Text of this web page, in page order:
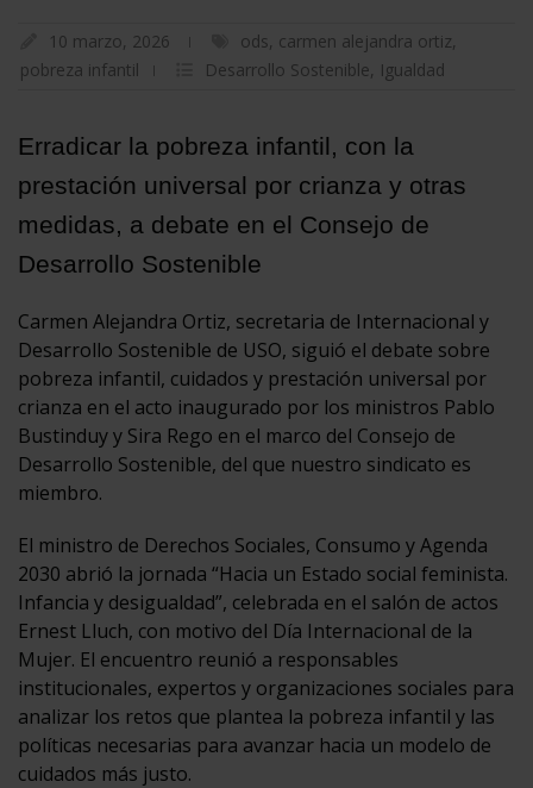
10 marzo, 2026 ods, carmen alejandra ortiz,
pobreza infantil
Desarrollo Sostenible, Igualdad
Erradicar la pobreza infantil, con la
prestación universal por crianza y otras
medidas, a debate en el Consejo de
Desarrollo Sostenible
Carmen Alejandra Ortiz, secretaria de Internacional y
Desarrollo Sostenible de USO, siguió el debate sobre
pobreza infantil, cuidados y prestación universal por
crianza en el acto inaugurado por los ministros Pablo
Bustinduy y Sira Rego en el marco del Consejo de
Desarrollo Sostenible, del que nuestro sindicato es
miembro.
El ministro de Derechos Sociales, Consumo y Agenda
2030 abrió la jornada “Hacia un Estado social feminista.
Infancia y desigualdad”, celebrada en el salón de actos
Ernest Lluch, con motivo del Día Internacional de la
Mujer. El encuentro reunió a responsables
institucionales, expertos y organizaciones sociales para
analizar los retos que plantea la pobreza infantil y las
políticas necesarias para avanzar hacia un modelo de
cuidados más justo.